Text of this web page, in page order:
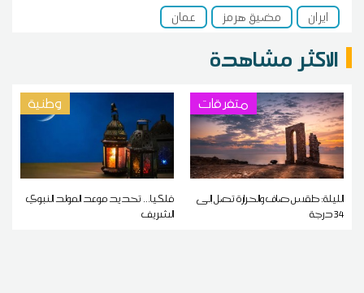
ايران
مضيق هرمز عمان
الاكثر مشاهدة
متفرقات
الليلة: طقس صاف والحرارة تصل إلى
34 درجة
وطنية
فلكيا... تحديد موعد المولد النبوي
الشريف